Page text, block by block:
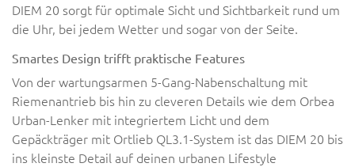
DIEM 20 sorgt für optimale Sicht und Sichtbarkeit rund um
die Uhr, bei jedem Wetter und sogar von der Seite.
Smartes Design trifft praktische Features
Von der wartungsarmen 5-Gang-Nabenschaltung mit
Riemenantrieb bis hin zu cleveren Details wie dem Orbea
Urban-Lenker mit integriertem Licht und dem
Gepäckträger mit Ortlieb QL3.1-System ist das DIEM 20 bis
ins kleinste Detail auf deinen urbanen Lifestyle